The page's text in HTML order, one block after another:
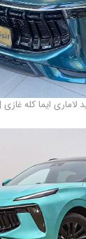
ایما کله غازی